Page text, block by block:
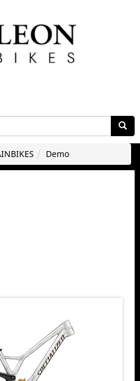
Demo